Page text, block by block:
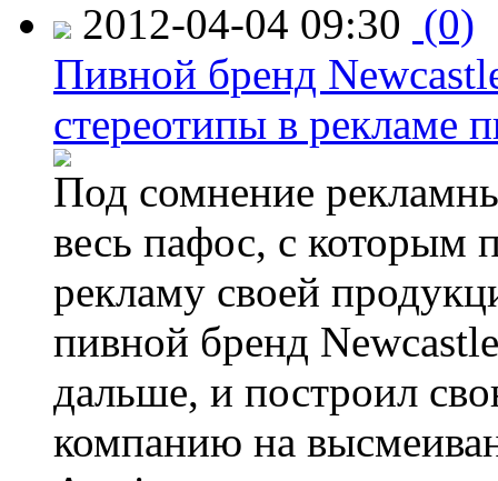
2012-04-04 09:30 (0)
Пивной бренд
стереотипы в рекламе
Под сомнение
весь пафос, с которым
рекламу своей
пивной бренд
дальше, и построил
компанию на